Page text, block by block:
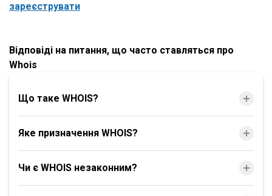
зареєструвати
Відповіді на питання, що часто ставляться про
Whois
Що таке WHOIS?
Яке призначення WHOIS?
Чи є WHOIS незаконним?